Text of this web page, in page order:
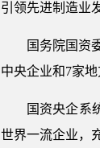
引领先进制造业
国务院国资
中央企业和7家
国资央企系
世界一流企业，